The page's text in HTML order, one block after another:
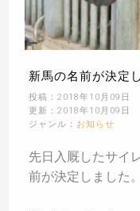
新馬の名前が決定
投稿：2018年10月09日
更新：2018年10月09日
ジャンル： お知らせ
先日入厩したサイ
前が決定しました。